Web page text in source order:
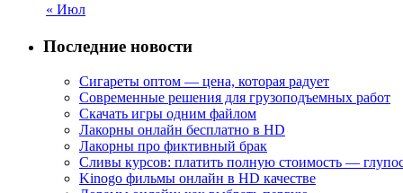
« Июл
Последние новости
Сигареты оптом — цена, которая радует
Современные решения для грузоподъемных работ
Скачать игры одним файлом
Лакорны онлайн бесплатно в HD
Лакорны про фиктивный брак
Сливы курсов: платить полную стоимость —
Kinogo фильмы онлайн в HD качестве